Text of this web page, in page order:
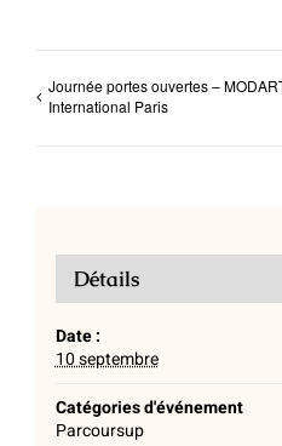
Journée portes ouvertes –
International Paris
Détails
Date :
10 septembre
Catégories d'événement
Parcoursup